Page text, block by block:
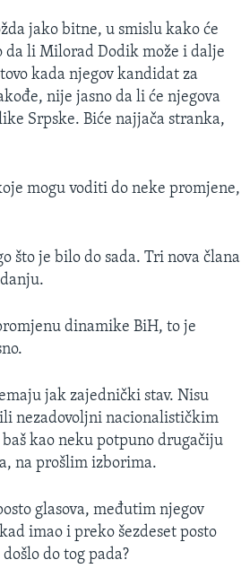
jako bitne, u smislu kako će
da li Milorad Dodik može i dalje
kada njegov kandidat za
nije jasno da li će njegova
Srpske. Biće najjača stranka,
mogu voditi do neke promjene,
što je bilo do sada. Tri nova člana
dinamike BiH, to je
jak zajednički stav. Nisu
nezadovoljni nacionalističkim
kao neku potpuno drugačiju
na prošlim izborima.
glasova, međutim njegov
imao i preko šezdeset posto
do tog pada?